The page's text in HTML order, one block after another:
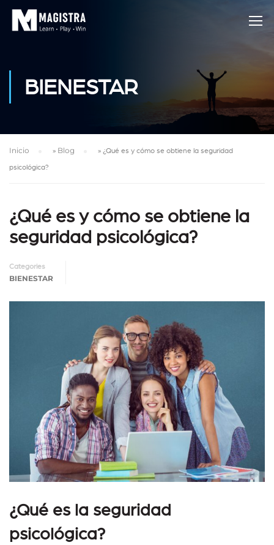
BIENESTAR
Inicio » Blog » ¿Qué es y cómo se obtiene la seguridad
psicológica?
¿Qué es y cómo se obtiene la
seguridad psicológica?
Categories
BIENESTAR
¿Qué es la seguridad
psicológica?